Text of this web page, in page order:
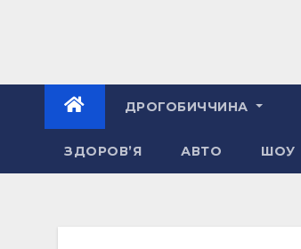
ДРОГОБИЧЧИНА
ЗДОРОВ’Я АВТО ШОУ